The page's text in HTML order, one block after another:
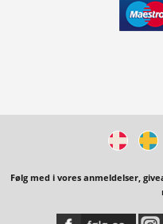
Følg med i vores anmeldelser,